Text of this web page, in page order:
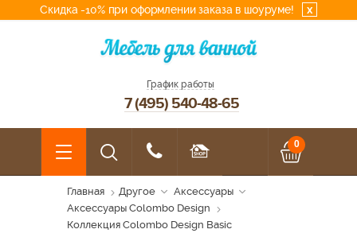
Скидка -10% при оформлении заказа в шоуруме! x
График работы
7 (495) 540-48-65
0
Главная Другое
Аксессуары
Аксессуары Colombo Design
Коллекция Colombo Design Basic